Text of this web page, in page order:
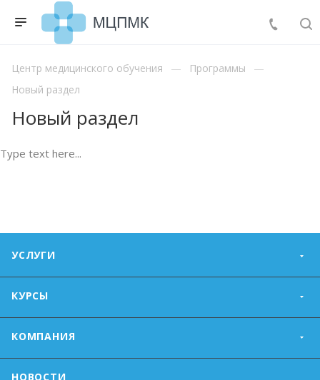
Центр медицинского обучения
Программы
Новый раздел
Новый раздел
Type text here...
УСЛУГИ
КУРСЫ
КОМПАНИЯ
НОВОСТИ